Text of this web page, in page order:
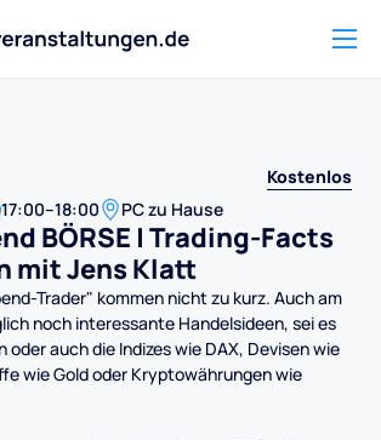
Kostenlos
17:00–18:00 PC zu Hause
BÖRSE | Trading-Facts
mit Jens Klatt
Trader" kommen nicht zu kurz. Auch am
noch interessante Handelsideen, sei es
oder auch die Indizes wie DAX, Devisen wie
wie Gold oder Kryptowährungen wie